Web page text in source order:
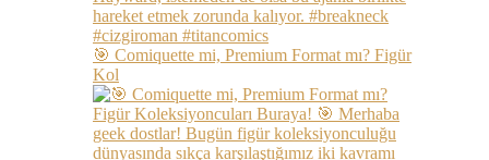
🎯 Comiquette mi, Premium Format mı? Figür
Kol